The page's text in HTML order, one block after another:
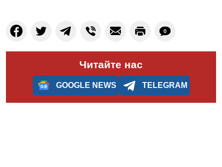
0
Читайте нас
GOOGLE NEWS TELEGRAM